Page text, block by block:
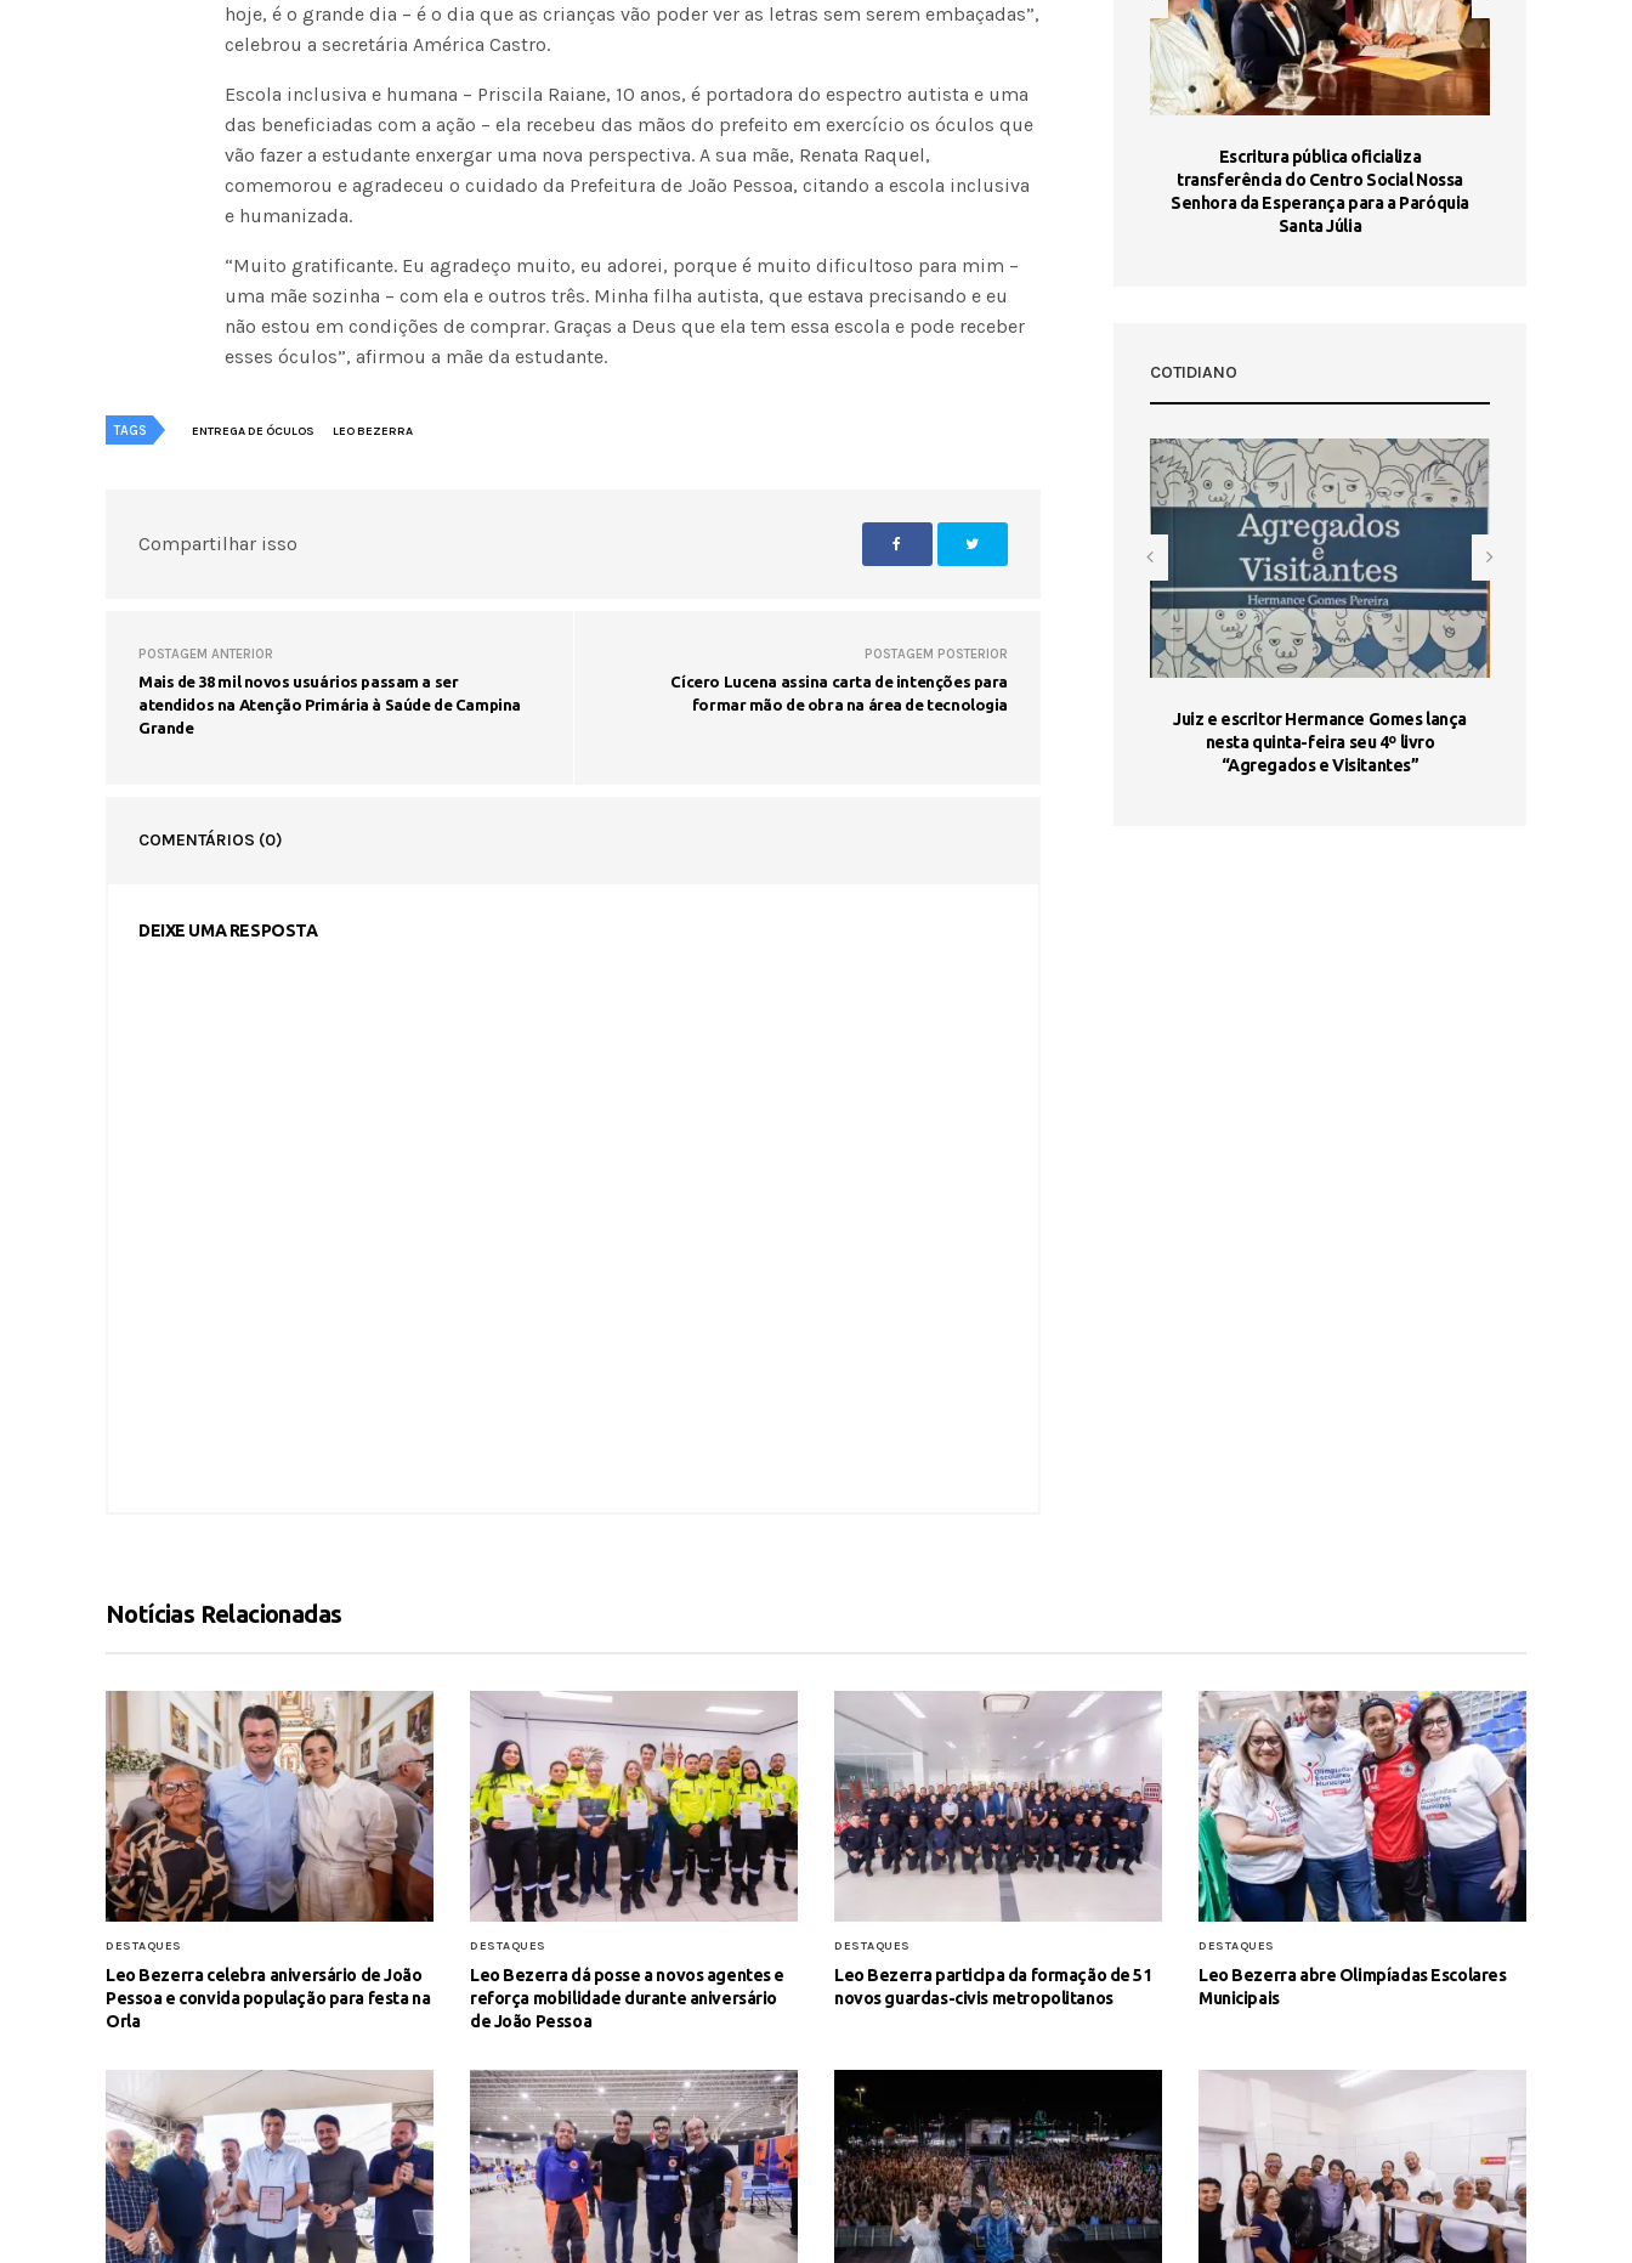
hoje, é o grande dia – é o dia que as crianças vão poder ver as letras sem serem embaçadas”,
celebrou a secretária América Castro.
Escola inclusiva e humana – Priscila Raiane, 10 anos, é portadora do espectro autista e uma
das beneficiadas com a ação – ela recebeu das mãos do prefeito em exercício os óculos que
vão fazer a estudante enxergar uma nova perspectiva. A sua mãe, Renata Raquel,
comemorou e agradeceu o cuidado da Prefeitura de João Pessoa, citando a escola inclusiva
e humanizada.
“Muito gratificante. Eu agradeço muito, eu adorei, porque é muito dificultoso para mim –
uma mãe sozinha – com ela e outros três. Minha filha autista, que estava precisando e eu
não estou em condições de comprar. Graças a Deus que ela tem essa escola e pode receber
esses óculos”, afirmou a mãe da estudante.
TAGS ENTREGA DE ÓCULOS LEO BEZERRA
Compartilhar isso
POSTAGEM ANTERIOR
Mais de 38 mil novos usuários passam a ser
atendidos na Atenção Primária à Saúde de Campina
Grande
POSTAGEM POSTERIOR
Cícero Lucena assina carta de intenções para
formar mão de obra na área de tecnologia
COMENTÁRIOS (0)
DEIXE UMA RESPOSTA
Fátima Silva lança livro sobre a história
do rádio campinense no próximo dia 10
Escritura pública oficializa
transferência do Centro Social Nossa
Senhora da Esperança para a Paróquia
Santa Júlia
COTIDIANO
Voo cancelado, bagagem extraviada e
Juiz e escritor Hermance Gomes lança
nesta quinta-feira seu 4º livro
“Agregados e Visitantes”
Notícias Relacionadas
DESTAQUES
Leo Bezerra celebra aniversário de João
Pessoa e convida população para festa na
Orla
DESTAQUES
Leo Bezerra dá posse a novos agentes e
reforça mobilidade durante aniversário
de João Pessoa
DESTAQUES
Leo Bezerra participa da formação de 51
novos guardas-civis metropolitanos
DESTAQUES
Leo Bezerra abre Olimpíadas Escolares
Municipais